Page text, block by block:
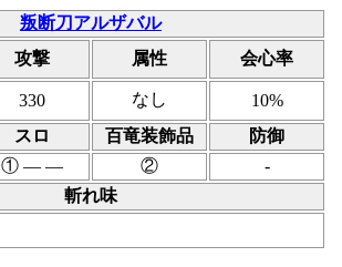
叛断刀アルザバル
攻撃
属性 会心率
330 なし
10%
スロ 百竜装飾品
防御
① ― ― ②
-
斬れ味